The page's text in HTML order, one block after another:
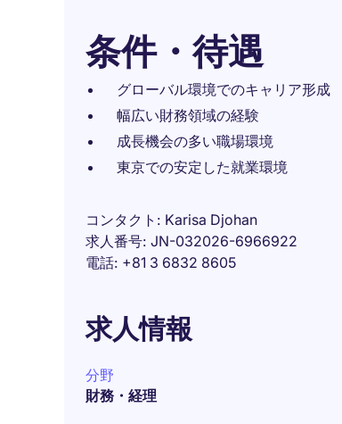
条件・待遇
グローバル環境でのキャリア形成
幅広い財務領域の経験
成長機会の多い職場環境
東京での安定した就業環境
コンタクト
Karisa Djohan
求人番号 JN-032026-6966922
電話 +81 3 6832 8605
求人情報
分野
財務・経理